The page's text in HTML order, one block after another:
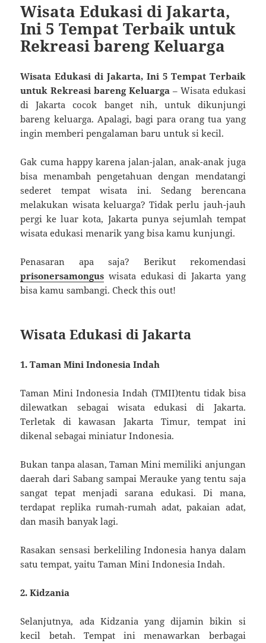
Wisata Edukasi di Jakarta,
Ini 5 Tempat Terbaik untuk
Rekreasi bareng Keluarga
Wisata Edukasi di Jakarta, Ini 5 Tempat Terbaik
untuk Rekreasi bareng Keluarga – Wisata edukasi
di Jakarta cocok banget nih, untuk dikunjungi
bareng keluarga. Apalagi, bagi para orang tua yang
ingin memberi pengalaman baru untuk si kecil.
Gak cuma happy karena jalan-jalan, anak-anak juga
bisa menambah pengetahuan dengan mendatangi
sederet tempat wisata ini. Sedang berencana
melakukan wisata keluarga? Tidak perlu jauh-jauh
pergi ke luar kota, Jakarta punya sejumlah tempat
wisata edukasi menarik yang bisa kamu kunjungi.
Penasaran apa saja? Berikut rekomendasi
prisonersamongus wisata edukasi di Jakarta yang
bisa kamu sambangi. Check this out!
Wisata Edukasi di Jakarta
1. Taman Mini Indonesia Indah
Taman Mini Indonesia Indah (TMII)tentu tidak bisa
dilewatkan sebagai wisata edukasi di Jakarta.
Terletak di kawasan Jakarta Timur, tempat ini
dikenal sebagai miniatur Indonesia.
Bukan tanpa alasan, Taman Mini memiliki anjungan
daerah dari Sabang sampai Merauke yang tentu saja
sangat tepat menjadi sarana edukasi. Di mana,
terdapat replika rumah-rumah adat, pakaian adat,
dan masih banyak lagi.
Rasakan sensasi berkeliling Indonesia hanya dalam
satu tempat, yaitu Taman Mini Indonesia Indah.
2. Kidzania
Selanjutnya, ada Kidzania yang dijamin bikin si
kecil betah. Tempat ini menawarkan berbagai